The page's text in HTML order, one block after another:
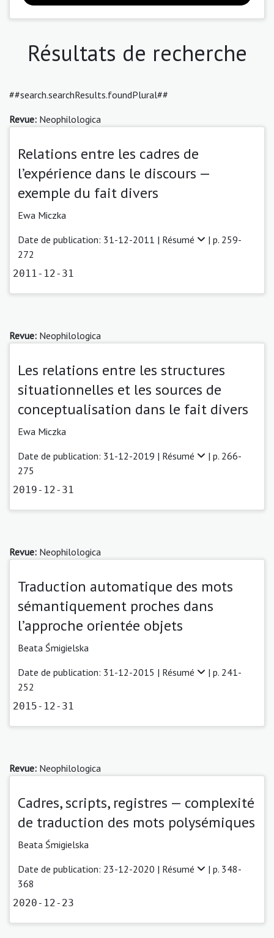
Résultats de recherche
##search.searchResults.foundPlural##
Revue: Neophilologica
Relations entre les cadres de
l’expérience dans le discours —
exemple du fait divers
Ewa Miczka
Date de publication: 31-12-2011 | Résumé
| p. 259-
272
2011-12-31
Revue: Neophilologica
Les relations entre les structures
situationnelles et les sources de
conceptualisation dans le fait divers
Ewa Miczka
Date de publication: 31-12-2019 | Résumé
| p. 266-
275
2019-12-31
Revue: Neophilologica
Traduction automatique des mots
sémantiquement proches dans
l’approche orientée objets
Beata Śmigielska
Date de publication: 31-12-2015 | Résumé
| p. 241-
252
2015-12-31
Revue: Neophilologica
Cadres, scripts, registres — complexité
de traduction des mots polysémiques
Beata Śmigielska
Date de publication: 23-12-2020 | Résumé
| p. 348-
368
2020-12-23